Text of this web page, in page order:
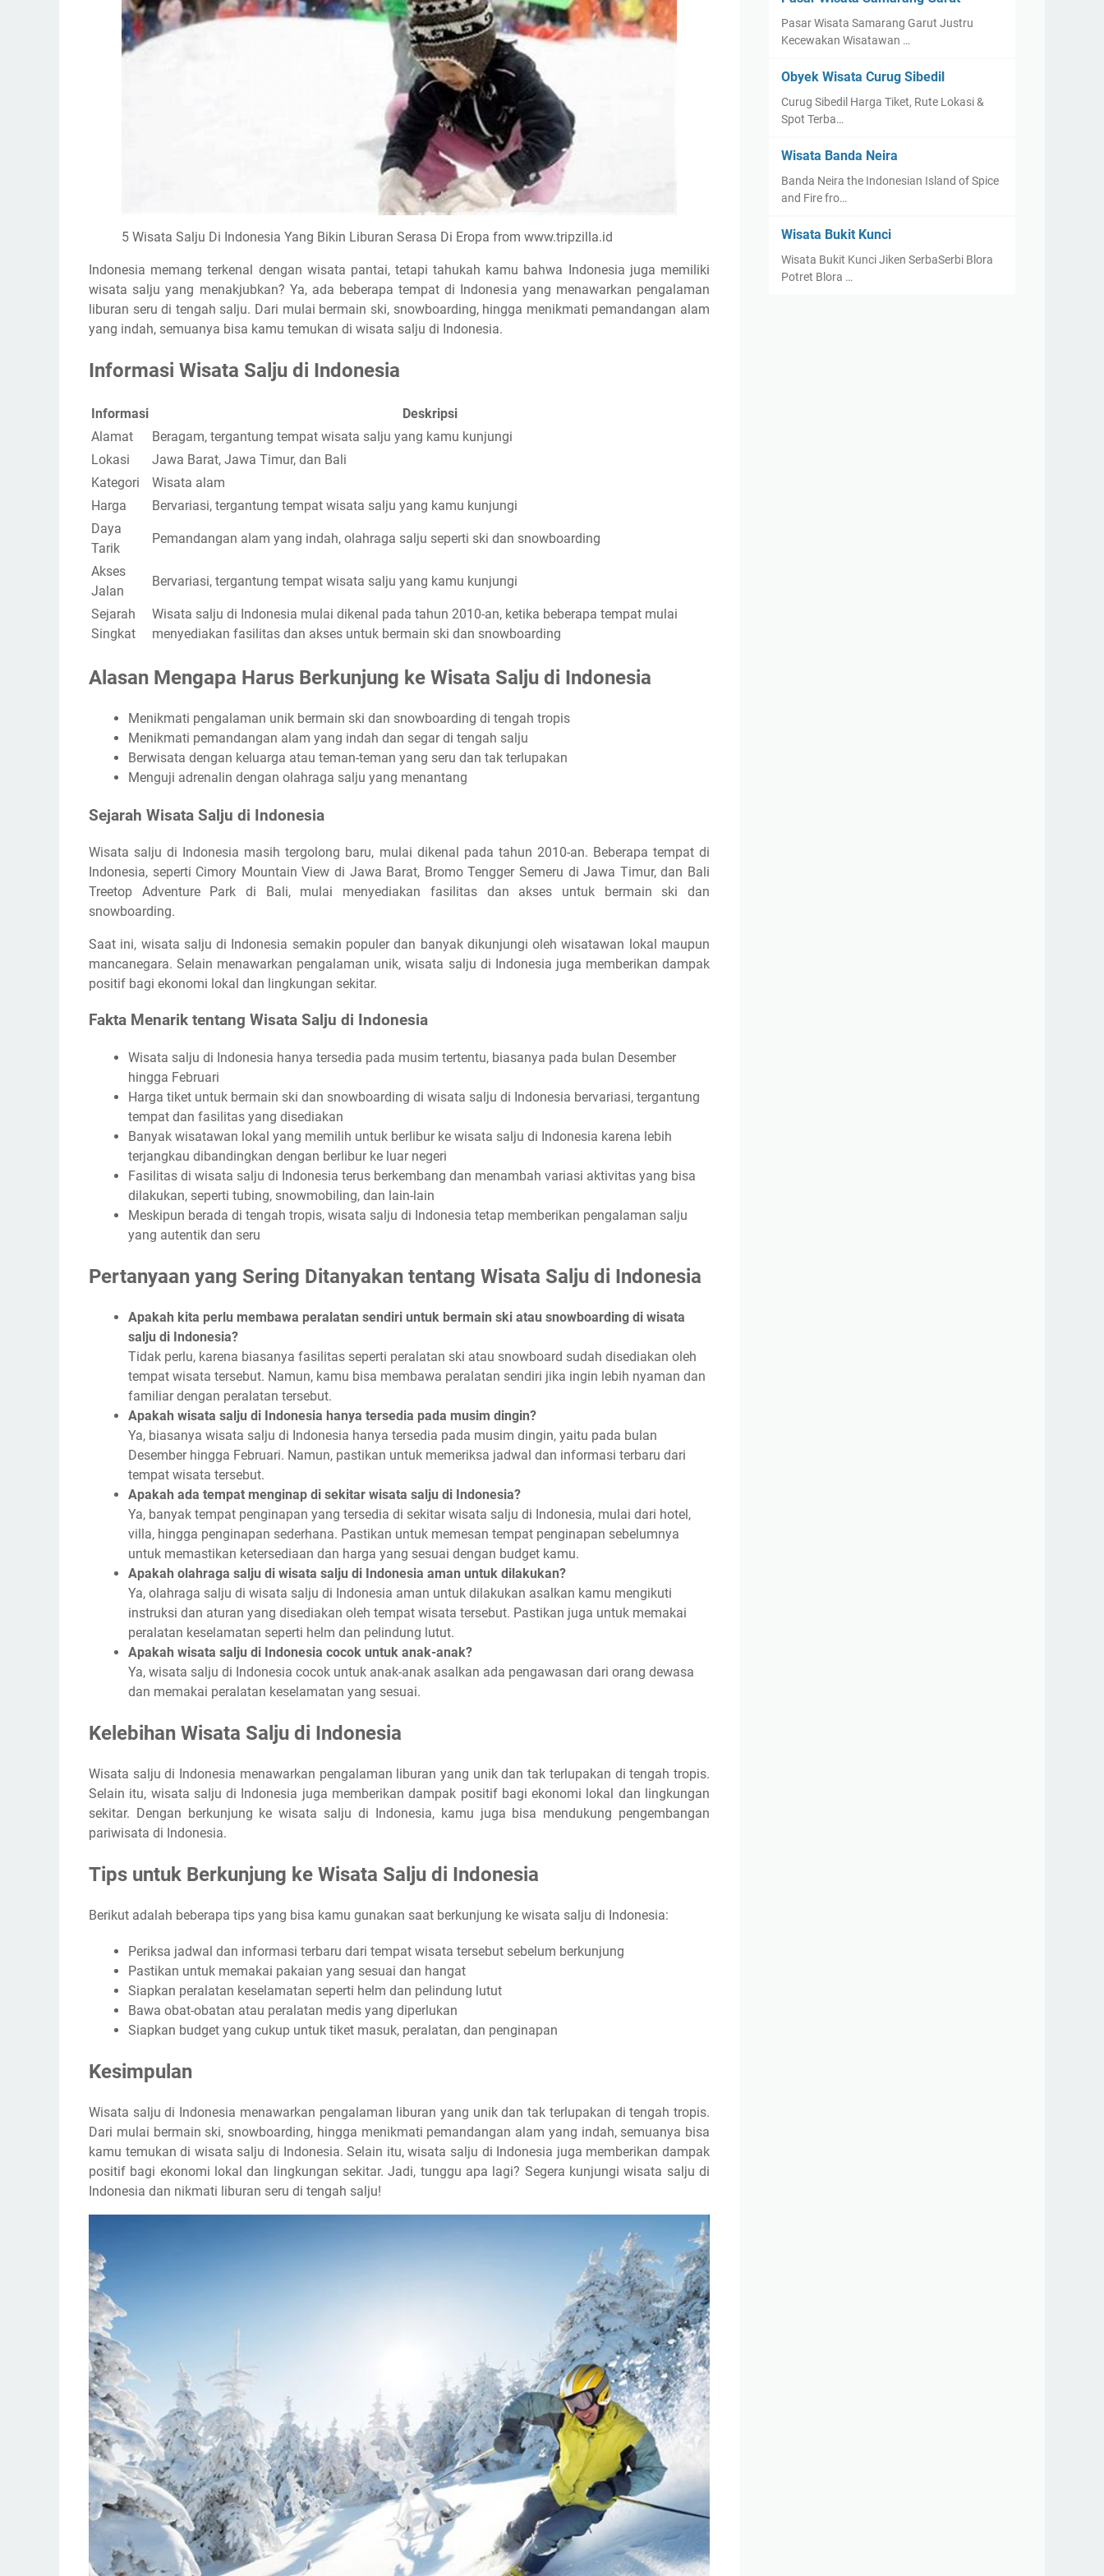
5 Wisata Salju Di Indonesia Yang Bikin Liburan Serasa Di Eropa from www.tripzilla.id
Indonesia memang terkenal dengan wisata pantai, tetapi tahukah kamu bahwa Indonesia juga memiliki
wisata salju yang menakjubkan? Ya, ada beberapa tempat di Indonesia yang menawarkan pengalaman
liburan seru di tengah salju. Dari mulai bermain ski, snowboarding, hingga menikmati pemandangan alam
yang indah, semuanya bisa kamu temukan di wisata salju di Indonesia.
Informasi Wisata Salju di Indonesia
Informasi
Deskripsi
Alamat
Beragam, tergantung tempat wisata salju yang kamu kunjungi
Lokasi
Jawa Barat, Jawa Timur, dan Bali
Kategori
Wisata alam
Harga
Bervariasi, tergantung tempat wisata salju yang kamu kunjungi
Daya
Tarik
Pemandangan alam yang indah, olahraga salju seperti ski dan snowboarding
Akses
Jalan
Bervariasi, tergantung tempat wisata salju yang kamu kunjungi
Sejarah
Singkat
Wisata salju di Indonesia mulai dikenal pada tahun 2010-an, ketika beberapa tempat mulai
menyediakan fasilitas dan akses untuk bermain ski dan snowboarding
Alasan Mengapa Harus Berkunjung ke Wisata Salju di Indonesia
Menikmati pengalaman unik bermain ski dan snowboarding di tengah tropis
Menikmati pemandangan alam yang indah dan segar di tengah salju
Berwisata dengan keluarga atau teman-teman yang seru dan tak terlupakan
Menguji adrenalin dengan olahraga salju yang menantang
Sejarah Wisata Salju di Indonesia
Wisata salju di Indonesia masih tergolong baru, mulai dikenal pada tahun 2010-an. Beberapa tempat di
Indonesia, seperti Cimory Mountain View di Jawa Barat, Bromo Tengger Semeru di Jawa Timur, dan Bali
Treetop Adventure Park di Bali, mulai menyediakan fasilitas dan akses untuk bermain ski dan
snowboarding.
Saat ini, wisata salju di Indonesia semakin populer dan banyak dikunjungi oleh wisatawan lokal maupun
mancanegara. Selain menawarkan pengalaman unik, wisata salju di Indonesia juga memberikan dampak
positif bagi ekonomi lokal dan lingkungan sekitar.
Fakta Menarik tentang Wisata Salju di Indonesia
Wisata salju di Indonesia hanya tersedia pada musim tertentu, biasanya pada bulan Desember
hingga Februari
Harga tiket untuk bermain ski dan snowboarding di wisata salju di Indonesia bervariasi, tergantung
tempat dan fasilitas yang disediakan
Banyak wisatawan lokal yang memilih untuk berlibur ke wisata salju di Indonesia karena lebih
terjangkau dibandingkan dengan berlibur ke luar negeri
Fasilitas di wisata salju di Indonesia terus berkembang dan menambah variasi aktivitas yang bisa
dilakukan, seperti tubing, snowmobiling, dan lain-lain
Meskipun berada di tengah tropis, wisata salju di Indonesia tetap memberikan pengalaman salju
yang autentik dan seru
Pertanyaan yang Sering Ditanyakan tentang Wisata Salju di Indonesia
Apakah kita perlu membawa peralatan sendiri untuk bermain ski atau snowboarding di wisata
salju di Indonesia?
Tidak perlu, karena biasanya fasilitas seperti peralatan ski atau snowboard sudah disediakan oleh
tempat wisata tersebut. Namun, kamu bisa membawa peralatan sendiri jika ingin lebih nyaman dan
familiar dengan peralatan tersebut.
Apakah wisata salju di Indonesia hanya tersedia pada musim dingin?
Ya, biasanya wisata salju di Indonesia hanya tersedia pada musim dingin, yaitu pada bulan
Desember hingga Februari. Namun, pastikan untuk memeriksa jadwal dan informasi terbaru dari
tempat wisata tersebut.
Apakah ada tempat menginap di sekitar wisata salju di Indonesia?
Ya, banyak tempat penginapan yang tersedia di sekitar wisata salju di Indonesia, mulai dari hotel,
villa, hingga penginapan sederhana. Pastikan untuk memesan tempat penginapan sebelumnya
untuk memastikan ketersediaan dan harga yang sesuai dengan budget kamu.
Apakah olahraga salju di wisata salju di Indonesia aman untuk dilakukan?
Ya, olahraga salju di wisata salju di Indonesia aman untuk dilakukan asalkan kamu mengikuti
instruksi dan aturan yang disediakan oleh tempat wisata tersebut. Pastikan juga untuk memakai
peralatan keselamatan seperti helm dan pelindung lutut.
Apakah wisata salju di Indonesia cocok untuk anak-anak?
Ya, wisata salju di Indonesia cocok untuk anak-anak asalkan ada pengawasan dari orang dewasa
dan memakai peralatan keselamatan yang sesuai.
Kelebihan Wisata Salju di Indonesia
Wisata salju di Indonesia menawarkan pengalaman liburan yang unik dan tak terlupakan di tengah tropis.
Selain itu, wisata salju di Indonesia juga memberikan dampak positif bagi ekonomi lokal dan lingkungan
sekitar. Dengan berkunjung ke wisata salju di Indonesia, kamu juga bisa mendukung pengembangan
pariwisata di Indonesia.
Tips untuk Berkunjung ke Wisata Salju di Indonesia
Berikut adalah beberapa tips yang bisa kamu gunakan saat berkunjung ke wisata salju di Indonesia:
Periksa jadwal dan informasi terbaru dari tempat wisata tersebut sebelum berkunjung
Pastikan untuk memakai pakaian yang sesuai dan hangat
Siapkan peralatan keselamatan seperti helm dan pelindung lutut
Bawa obat-obatan atau peralatan medis yang diperlukan
Siapkan budget yang cukup untuk tiket masuk, peralatan, dan penginapan
Kesimpulan
Wisata salju di Indonesia menawarkan pengalaman liburan yang unik dan tak terlupakan di tengah tropis.
Dari mulai bermain ski, snowboarding, hingga menikmati pemandangan alam yang indah, semuanya bisa
kamu temukan di wisata salju di Indonesia. Selain itu, wisata salju di Indonesia juga memberikan dampak
positif bagi ekonomi lokal dan lingkungan sekitar. Jadi, tunggu apa lagi? Segera kunjungi wisata salju di
Indonesia dan nikmati liburan seru di tengah salju!
Pasar Wisata Samarang Garut Justru
Kecewakan Wisatawan …
Obyek Wisata Curug Sibedil
Curug Sibedil Harga Tiket, Rute Lokasi &
Spot Terba…
Wisata Banda Neira
Banda Neira the Indonesian Island of Spice
and Fire fro…
Wisata Bukit Kunci
Wisata Bukit Kunci Jiken SerbaSerbi Blora
Potret Blora …